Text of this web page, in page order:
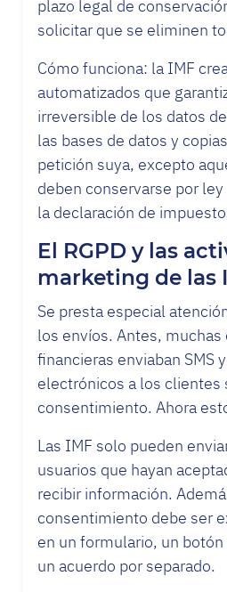
plazo legal de
solicitar que se eliminen
Cómo funciona: la IMF
automatizados que
irreversible de los datos
las bases de datos y
petición suya, excepto
deben conservarse por
la declaración de
El RGPD y las
marketing de las
Se presta especial
los envíos. Antes, muchas
financieras enviaban SMS
electrónicos a los clientes
consentimiento. Ahora
Las IMF solo pueden
usuarios que hayan
recibir información.
consentimiento debe ser
en un formulario, un
un acuerdo por separado.